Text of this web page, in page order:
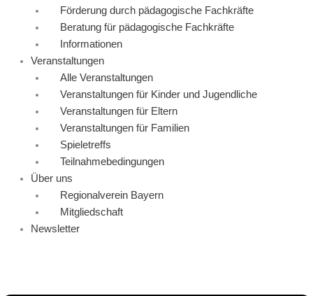
Förderung durch pädagogische Fachkräfte
Beratung für pädagogische Fachkräfte
Informationen
Veranstaltungen
Alle Veranstaltungen
Veranstaltungen für Kinder und Jugendliche
Veranstaltungen für Eltern
Veranstaltungen für Familien
Spieletreffs
Teilnahmebedingungen
Über uns
Regionalverein Bayern
Mitgliedschaft
Newsletter